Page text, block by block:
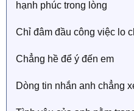
hạnh phúc trong lòng
Chỉ đâm đầu công việc lo
Chẳng hề để ý đến em
Dòng tin nhắn anh chẳng